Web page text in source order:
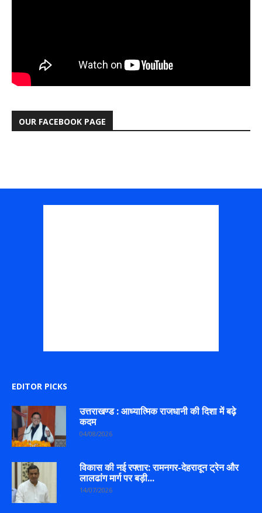
OUR FACEBOOK PAGE
EDITOR PICKS
उत्तराखण्ड : आध्यात्मिक राजधानी की दिशा में बढ़े
कदम
04/08/2026
विकास की नई रफ्तार: रामनगर-देहरादून ट्रेन और
लालढांग मार्ग पर बड़ी...
14/07/2026